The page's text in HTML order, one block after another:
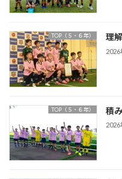
TOP（５・６年） 理
2026
TOP（５・６年） 積
2026